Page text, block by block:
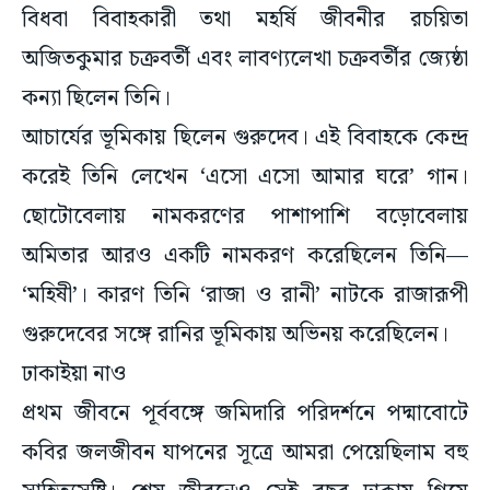
বিধবা বিবাহকারী তথা মহর্ষি জীবনীর রচয়িতা
অজিতকুমার চক্রবর্তী এবং লাবণ্যলেখা চক্রবর্তীর জ্যেষ্ঠা
কন্যা ছিলেন তিনি।
আচার্যের ভূমিকায় ছিলেন গুরুদেব। এই বিবাহকে কেন্দ্র
করেই তিনি লেখেন ‘এসো এসো আমার ঘরে’ গান।
ছোটোবেলায় নামকরণের পাশাপাশি বড়োবেলায়
অমিতার আরও একটি নামকরণ করেছিলেন তিনি—
‘মহিষী’। কারণ তিনি ‘রাজা ও রানী’ নাটকে রাজারূপী
গুরুদেবের সঙ্গে রানির ভূমিকায় অভিনয় করেছিলেন।
ঢাকাইয়া নাও
প্রথম জীবনে পূর্ববঙ্গে জমিদারি পরিদর্শনে পদ্মাবোটে
কবির জলজীবন যাপনের সূত্রে আমরা পেয়েছিলাম বহু